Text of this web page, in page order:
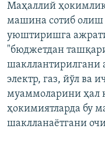
Маҳаллий
машина сотиб олиш
уюштиришга
"бюджетдан
шакллантирилгани
электр, газ, йўл ва
муаммоларини ҳал
ҳокимиятларда бу
шаклланаётгани